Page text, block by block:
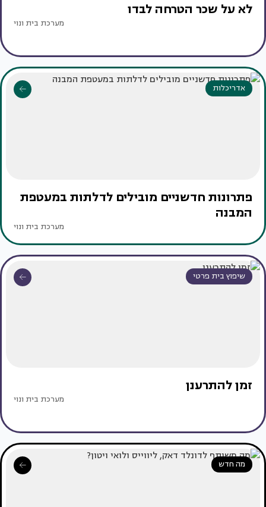
לא על שכר הטרחה לבדו
מערכת בית ונוי
אדריכלות
פתרונות חדשניים מובילים לדלתות במעטפת
המבנה
מערכת בית ונוי
שיפוץ בית פרטי
זמן להתרענן
מערכת בית ונוי
מה חדש